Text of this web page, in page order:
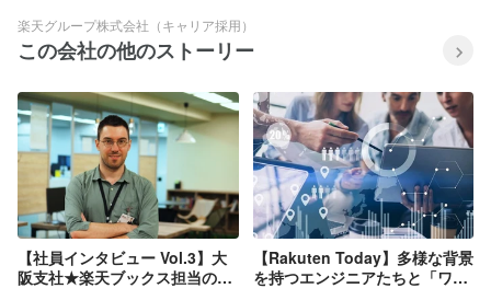
楽天グループ株式会社（キャリア採用）
この会社の他のストーリー
【社員インタビュー Vol.3】大
阪支社★楽天ブックス担当のソ
【Rakuten Today】多様な背景
を持つエンジニアたちと「ワン